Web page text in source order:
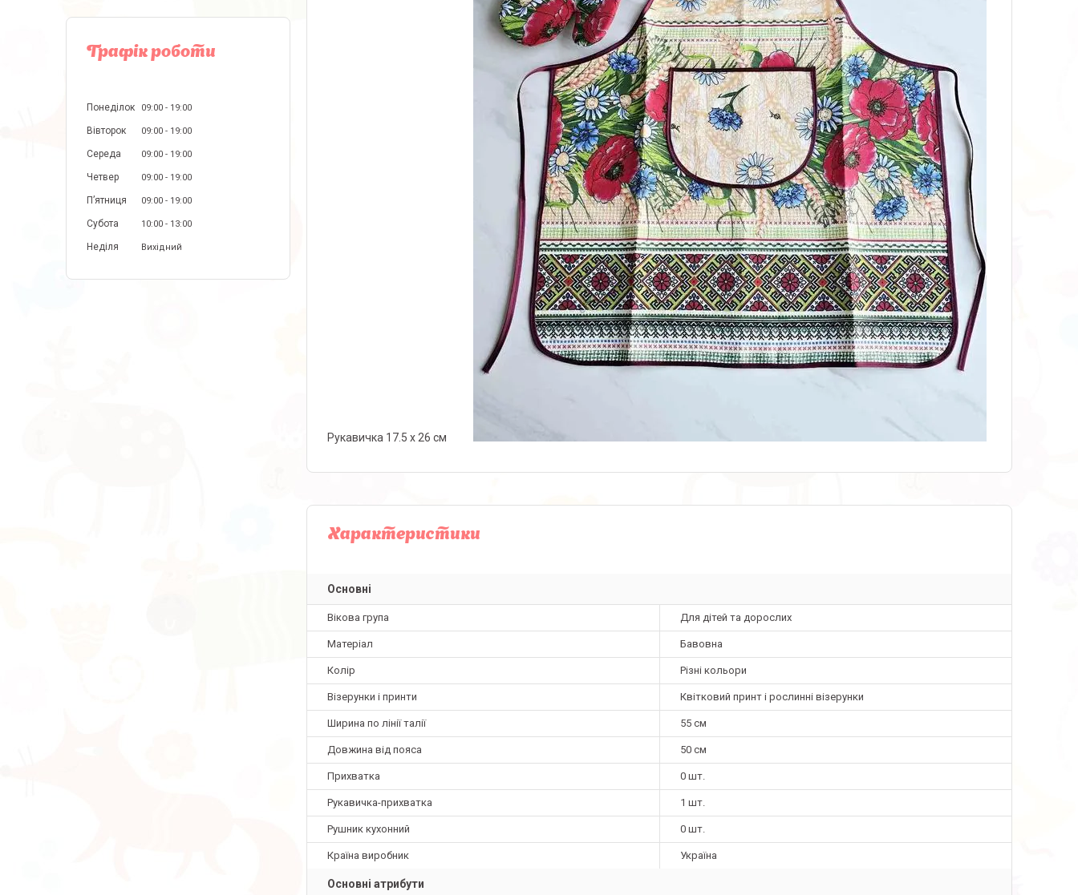
Рукавичка 17.5 х 26 см
Характеристики
Основні
Вікова група Для дітей та дорослих
Матеріал Бавовна
Колір Різні кольори
Візерунки і принти Квітковий принт і рослинні візерунки
Ширина по лінії талії 55 см
Довжина від пояса 50 см
Прихватка 0 шт.
Рукавичка-прихватка 1 шт.
Рушник кухонний 0 шт.
Країна виробник Україна
Основні атрибути
Графік роботи
Понеділок 09:00 19:00
Вівторок 09:00 19:00
Середа 09:00 19:00
Четвер 09:00 19:00
Пʼятниця 09:00 19:00
Субота 10:00 13:00
Неділя Вихідний